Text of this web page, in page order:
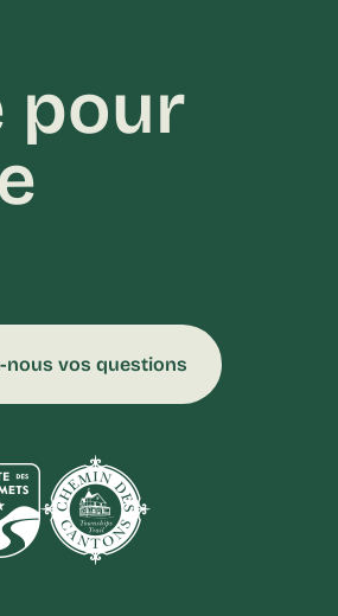
pour
nous vos questions